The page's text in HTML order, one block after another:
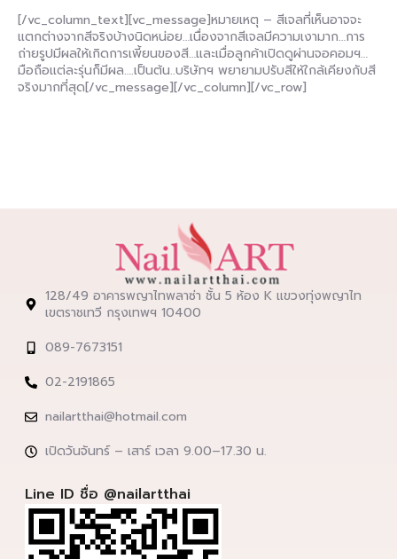
[/vc_column_text][vc_message]หมายเหตุ – สีเจลที่เห็นอาจจะ
แตกต่างจากสีจริงบ้างนิดหน่อย…เนื่องจากสีเจลมีความเงามาก…การ
ถ่ายรูปมีผลให้เกิดการเพี้ยนของสี…และเมื่อลูกค้าเปิดดูผ่านจอคอมฯ…
มือถือแต่ละรุ่นก็มีผล….เป็นต้น..บริษัทฯ พยายามปรับสีให้ใกล้เคียงกับสี
จริงมากที่สุด[/vc_message][/vc_column][/vc_row]
128/49 อาคารพญาไทพลาซ่า ชั้น 5 ห้อง K แขวงทุ่งพญาไท
เขตราชเทวี กรุงเทพฯ 10400
089-7673151
02-2191865
nailartthai@hotmail.com
เปิดวันจันทร์ – เสาร์ เวลา 9.00–17.30 น.
Line ID ชื่อ @nailartthai